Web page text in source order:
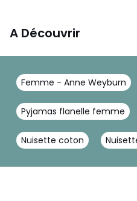
A Découvrir
Femme - Anne Weyburn
Pyjamas flanelle femme
Nuisette coton